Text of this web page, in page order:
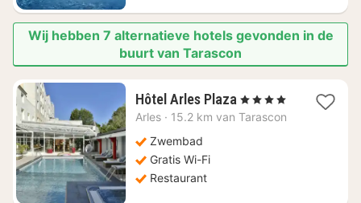
Wij hebben 7 alternatieve hotels gevonden in de
buurt van Tarascon
Hôtel Arles Plaza 1
nacht
, 4 Sterren
Arles · 15.2 km van Tarascon
Zwembad
Gratis Wi-Fi
Restaurant